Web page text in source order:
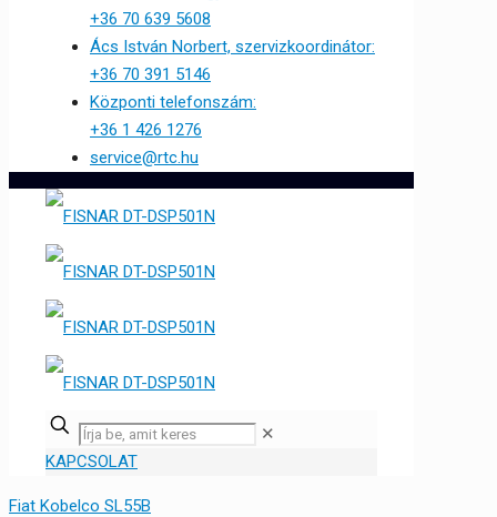
+36 70 639 5608
Ács István Norbert, szervizkoordinátor:
+36 70 391 5146
Központi telefonszám:
+36 1 426 1276
service@rtc.hu
✕
KAPCSOLAT
Fiat Kobelco SL55B